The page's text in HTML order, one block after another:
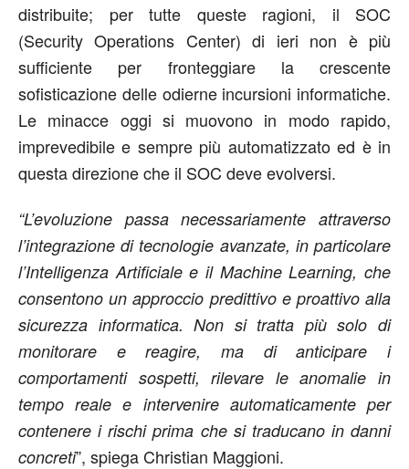
distribuite; per tutte queste ragioni, il SOC
(Security Operations Center) di ieri non è più
sufficiente per fronteggiare la crescente
sofisticazione delle odierne incursioni informatiche.
Le minacce oggi si muovono in modo rapido,
imprevedibile e sempre più automatizzato ed è in
questa direzione che il SOC deve evolversi.
“L’evoluzione passa necessariamente attraverso
l’integrazione di tecnologie avanzate, in particolare
l’Intelligenza Artificiale e il Machine Learning, che
consentono un approccio predittivo e proattivo alla
sicurezza informatica. Non si tratta più solo di
monitorare e reagire, ma di anticipare i
comportamenti sospetti, rilevare le anomalie in
tempo reale e intervenire automaticamente per
contenere i rischi prima che si traducano in danni
concreti”, spiega Christian Maggioni.